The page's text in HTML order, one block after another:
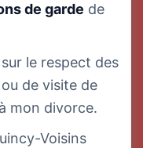
de garde de
le respect des
de visite de
mon divorce.
Voisins